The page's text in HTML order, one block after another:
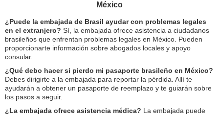
México
¿Puede la embajada de Brasil ayudar con problemas legales
en el extranjero? Sí, la embajada ofrece asistencia a ciudadanos
brasileños que enfrentan problemas legales en México. Pueden
proporcionarte información sobre abogados locales y apoyo
consular.
¿Qué debo hacer si pierdo mi pasaporte brasileño en México?
Debes dirigirte a la embajada para reportar la pérdida. Allí te
ayudarán a obtener un pasaporte de reemplazo y te guiarán sobre
los pasos a seguir.
¿La embajada ofrece asistencia médica? La embajada puede